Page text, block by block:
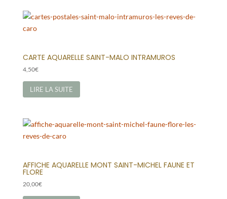
CARTE AQUARELLE SAINT-MALO INTRAMUROS
4,50€
LIRE LA SUITE
AFFICHE AQUARELLE MONT SAINT-MICHEL FAUNE ET
FLORE
20,00€